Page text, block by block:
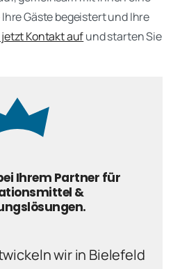
Gäste begeistert und Ihre
Kontakt aufund starten Sie
Ihrem Partner für
&
wir in Bielefeld